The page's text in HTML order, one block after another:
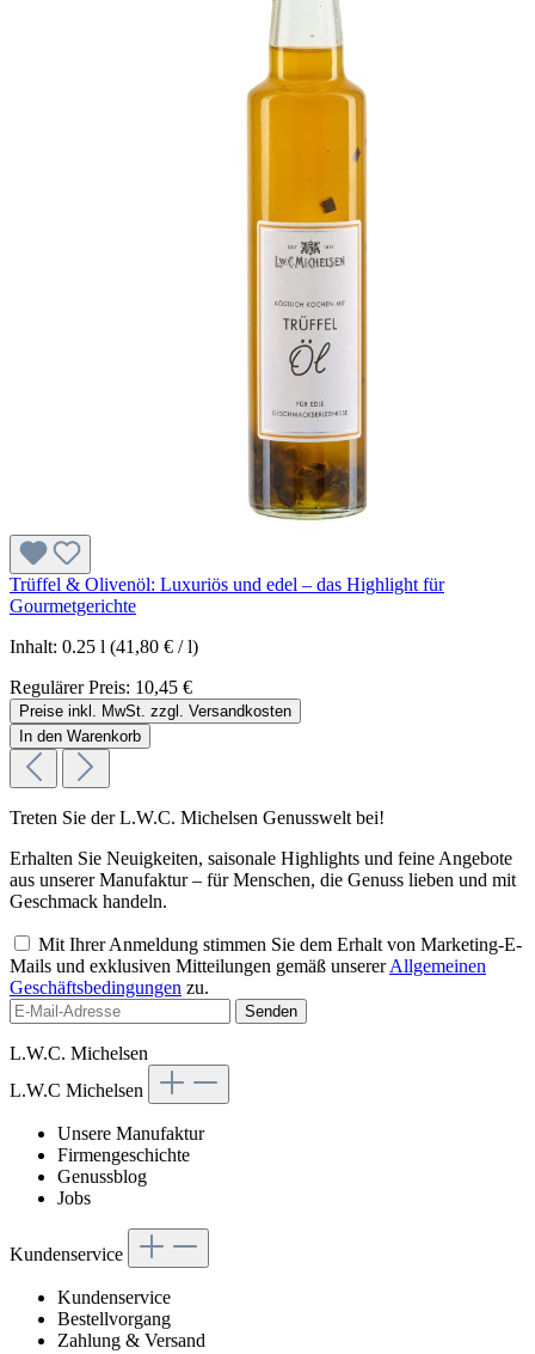
Trüffel & Olivenöl: Luxuriös und edel – das Highlight für
Gourmetgerichte
Inhalt: 0.25 l (41,80 € / l)
Regulärer Preis: 10,45 €
Preise inkl. MwSt. zzgl. Versandkosten
In den Warenkorb
Treten Sie der L.W.C. Michelsen Genusswelt bei!
Erhalten Sie Neuigkeiten, saisonale Highlights und feine Angebote
aus unserer Manufaktur – für Menschen, die Genuss lieben und mit
Geschmack handeln.
Mit Ihrer Anmeldung stimmen Sie dem Erhalt von Marketing-E-
Mails und exklusiven Mitteilungen gemäß unsererAllgemeinen
Geschäftsbedingungen zu.
Senden
L.W.C. Michelsen
L.W.C Michelsen
Unsere Manufaktur
Firmengeschichte
Genussblog
Jobs
Kundenservice
Kundenservice
Bestellvorgang
Zahlung & Versand